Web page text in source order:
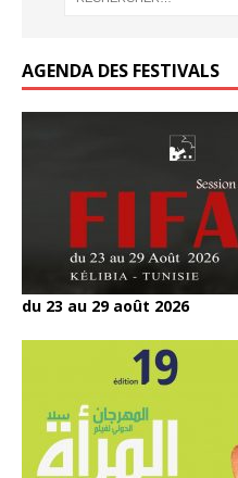
AGENDA DES FESTIVALS
du 23 au 29 août 2026